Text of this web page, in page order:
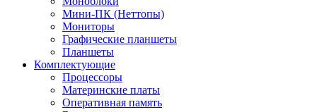
Мини-ПК (Неттопы)
Мониторы
Графические планшеты
Планшеты
Комплектующие
Процессоры
Материнские платы
Оперативная память